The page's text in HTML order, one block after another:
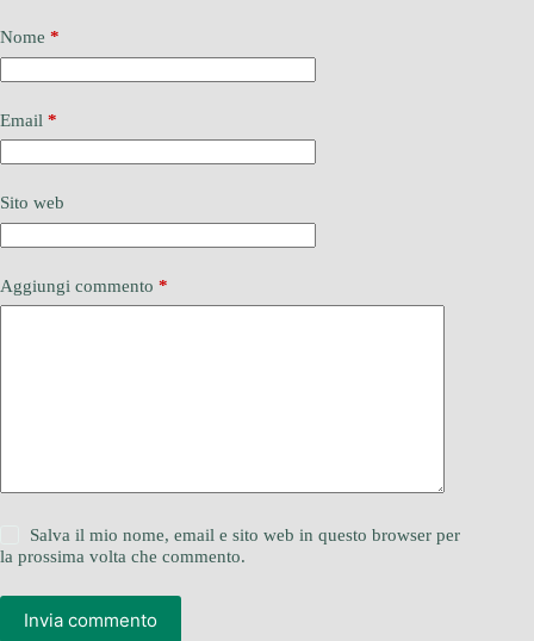
Nome *
Email *
Sito web
Aggiungi commento *
Salva il mio nome, email e sito web in questo browser per
la prossima volta che commento.
Invia commento